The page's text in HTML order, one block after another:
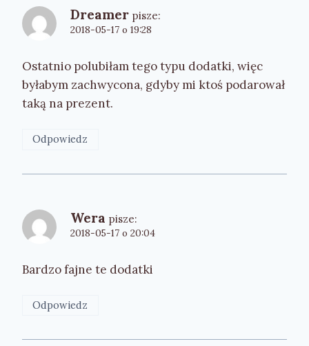
Dreamer pisze:
2018-05-17 o 19:28
Ostatnio polubiłam tego typu dodatki, więc
byłabym zachwycona, gdyby mi ktoś podarował
taką na prezent.
Odpowiedz
Wera pisze:
2018-05-17 o 20:04
Bardzo fajne te dodatki
Odpowiedz